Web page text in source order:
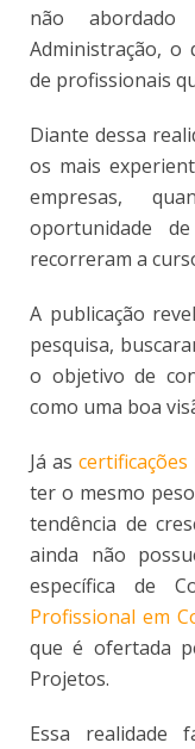
não
Administração, o
de profissionais
Diante dessa
os mais
empresas,
oportunidade
recorreram a
A publicação
pesquisa,
o objetivo de
como uma boa
Já as
ter o mesmo
tendência de
ainda não
específica de
Profissional em
que é ofertada
Projetos.
Essa realidade